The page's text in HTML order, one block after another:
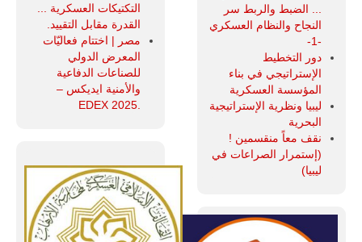
... الضبط والربط سر
النجاح والنظام العسكري
-1-
دور التخطيط
الإستراتيجي في بناء
المؤسسة العسكرية
ليبيا ونظرية الإستراتيجية
البحرية
نقف معاً منقسمين !
(إستمرار الصراعات في
ليبيا)
التكتيكات العسكرية ...
القدرة مقابل التقييد.
مصر | اختتام فعاليّات
المعرض الدولي
للصناعات الدفاعية
والأمنية ايديكس ‒